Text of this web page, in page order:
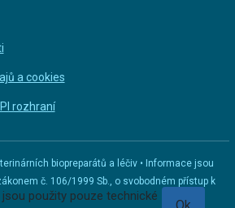
a cookies
rozhraní
biopreparátů a léčiv • Informace jsou
č. 106/1999 Sb., o svobodném přístup k
použity pouze technické
Ok